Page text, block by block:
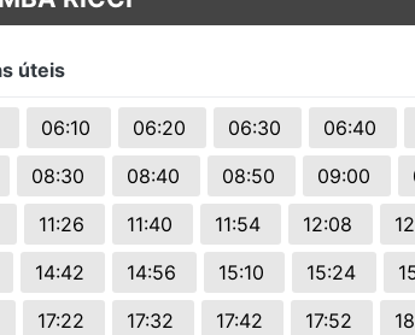
úteis
06:10 06:20 06:30 06:40
08:30 08:40 08:50 09:00
11:26 11:40 11:54 12:08
14:42 14:56 15:10 15:24
17:22 17:32 17:42 17:52